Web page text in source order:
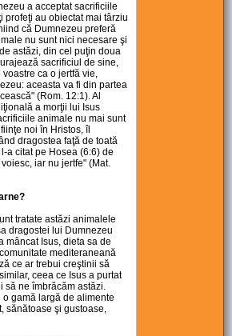
a acceptat sacrificiile
profeţi au obiectat mai târziu
că Dumnezeu preferă
nu sunt nici necesare şi
astăzi, din cel puţin doua
sacrificiul de sine,
ca o jertfă vie,
aceasta va fi din partea
(Rom. 12:1). Al
a morţii lui Isus
animale nu mai sunt
noi în Hristos, îl
dragostea faţă de toată
a citat pe Hosea (6:6) de
iar nu jertfe" (Mat.
tratate astăzi animalele
dragostei lui Dumnezeu
mâncat Isus, dieta sa de
mediteraneană
ce ar trebui creştinii să
ceea ce Isus a purtat
să ne îmbrăcăm astăzi.
gamă largă de alimente
sănătoase şi gustoase,